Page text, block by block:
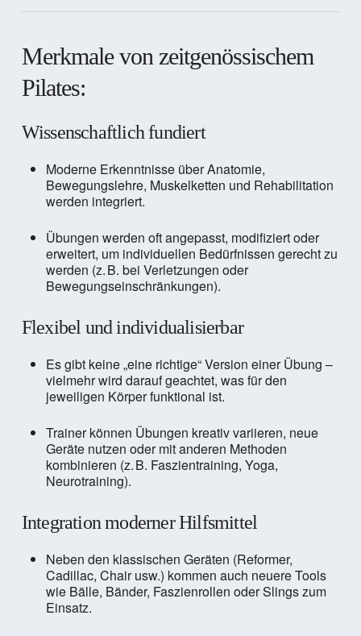
Merkmale von zeitgenössischem
Pilates:
Wissenschaftlich fundiert
Moderne Erkenntnisse über Anatomie,
Bewegungslehre, Muskelketten und Rehabilitation
werden integriert.
Übungen werden oft angepasst, modifiziert oder
erweitert, um individuellen Bedürfnissen gerecht zu
werden (z. B. bei Verletzungen oder
Bewegungseinschränkungen).
Flexibel und individualisierbar
Es gibt keine „eine richtige“ Version einer Übung –
vielmehr wird darauf geachtet, was für den
jeweiligen Körper funktional ist.
Trainer können Übungen kreativ variieren, neue
Geräte nutzen oder mit anderen Methoden
kombinieren (z. B. Faszientraining, Yoga,
Neurotraining).
Integration moderner Hilfsmittel
Neben den klassischen Geräten (Reformer,
Cadillac, Chair usw.) kommen auch neuere Tools
wie Bälle, Bänder, Faszienrollen oder Slings zum
Einsatz.